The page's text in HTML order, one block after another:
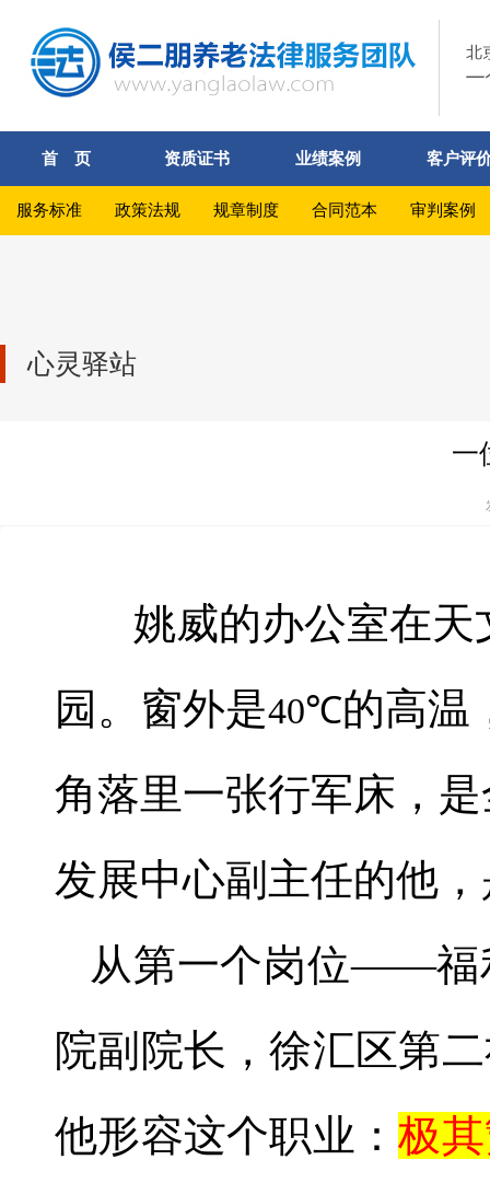
首 页 资质证书 业绩案例 客户评
服务标准 政策法规 规章制度 合同范本 审判案例
心灵驿站
一
姚威的办公室在天
园。窗外是40℃的高温
角落里一张行军床，
发展中心副主任的他
从第一个岗位——福
院副院长，徐汇区第
他形容这个职业：极